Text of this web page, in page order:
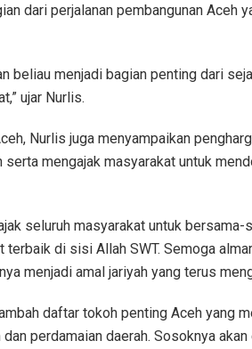
dari perjalanan pembangunan Aceh
beliau menjadi bagian penting dari
ujar Nurlis.
Nurlis juga menyampaikan
serta mengajak masyarakat untuk
seluruh masyarakat untuk bersama-
di sisi Allah SWT. Semoga
menjadi amal jariyah yang terus
daftar tokoh penting Aceh yang
perdamaian daerah. Sosoknya